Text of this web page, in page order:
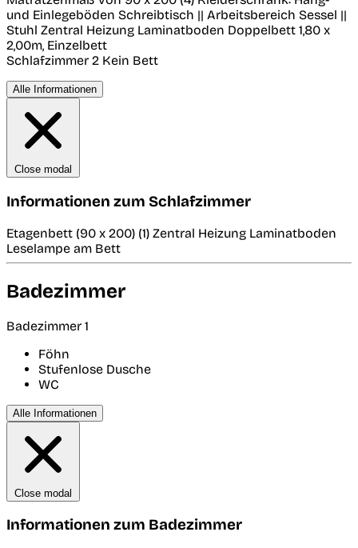
und Einlegeböden Schreibtisch || Arbeitsbereich Sessel ||
Stuhl Zentral Heizung Laminatboden Doppelbett 1,80 x
2,00m, Einzelbett
Schlafzimmer 2 Kein Bett
Alle Informationen
Close modal
Informationen zum Schlafzimmer
Etagenbett (90 x 200) (1) Zentral Heizung Laminatboden
Leselampe am Bett
Badezimmer
Badezimmer 1
Föhn
Stufenlose Dusche
WC
Alle Informationen
Close modal
Informationen zum Badezimmer